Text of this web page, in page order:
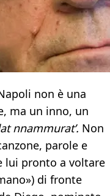
non è una
ma un inno, un
nnammurat’. Non
parole e
lui pronto a voltare
di fronte